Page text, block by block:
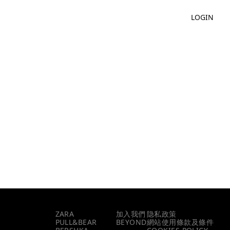
LOGIN
品牌
ZARA
PULL&BEAR
主頁
加入我們
BEYOND
更多
隐私政策​
網站使用條款及條件